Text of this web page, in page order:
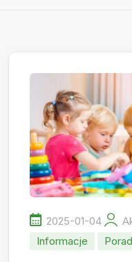
2025-01-04
Informacje